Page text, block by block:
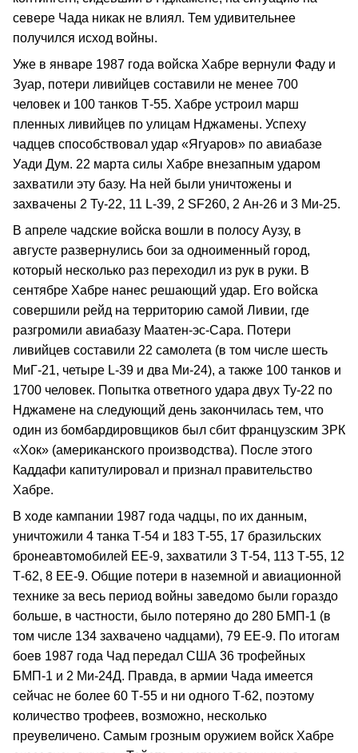
севере Чада никак не влиял. Тем удивительнее
получился исход войны.
Уже в январе 1987 года войска Хабре вернули Фаду и
Зуар, потери ливийцев составили не менее 700
человек и 100 танков Т‑55. Хабре устроил марш
пленных ливийцев по улицам Нджамены. Успеху
чадцев способствовал удар «Ягуаров» по авиабазе
Уади Дум. 22 марта силы Хабре внезапным ударом
захватили эту базу. На ней были уничтожены и
захвачены 2 Ту‑22, 11 L‑39, 2 SF260, 2 Ан‑26 и 3 Ми‑25.
В апреле чадские войска вошли в полосу Аузу, в
августе развернулись бои за одноименный город,
который несколько раз переходил из рук в руки. В
сентябре Хабре нанес решающий удар. Его войска
совершили рейд на территорию самой Ливии, где
разгромили авиабазу Маатен‑эс‑Сара. Потери
ливийцев составили 22 самолета (в том числе шесть
МиГ‑21, четыре L‑39 и два Ми‑24), а также 100 танков и
1700 человек. Попытка ответного удара двух Ту‑22 по
Нджамене на следующий день закончилась тем, что
один из бомбардировщиков был сбит французским ЗРК
«Хок» (американского производства). После этого
Каддафи капитулировал и признал правительство
Хабре.
В ходе кампании 1987 года чадцы, по их данным,
уничтожили 4 танка Т‑54 и 183 Т‑55, 17 бразильских
бронеавтомобилей ЕЕ‑9, захватили 3 Т‑54, 113 Т‑55, 12
Т‑62, 8 ЕЕ‑9. Общие потери в наземной и авиационной
технике за весь период войны заведомо были гораздо
больше, в частности, было потеряно до 280 БМП‑1 (в
том числе 134 захвачено чадцами), 79 ЕЕ‑9. По итогам
боев 1987 года Чад передал США 36 трофейных
БМП‑1 и 2 Ми‑24Д. Правда, в армии Чада имеется
сейчас не более 60 Т‑55 и ни одного Т‑62, поэтому
количество трофеев, возможно, несколько
преувеличено. Самым грозным оружием войск Хабре